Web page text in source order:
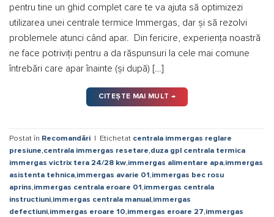
pentru tine un ghid complet care te va ajuta să optimizezi
utilizarea unei centrale termice Immergas, dar și să rezolvi
problemele atunci când apar. Din fericire, experiența noastră
ne face potriviți pentru a da răspunsuri la cele mai comune
întrebări care apar înainte (și după) […]
CITEȘTE MAI MULT →
Postat în Recomandări Etichetat centrala immergas reglare
presiune,centrala immergas resetare,duza gpl centrala termica
immergas victrix tera 24/28 kw,immergas alimentare apa,immergas
asistenta tehnica,immergas avarie 01 ,immergas bec rosu
aprins,immergas centrala eroare 01 ,immergas centrala
instructiuni,immergas centrala manual ,immergas
defectiuni,immergas eroare 10,immergas eroare 27,immergas